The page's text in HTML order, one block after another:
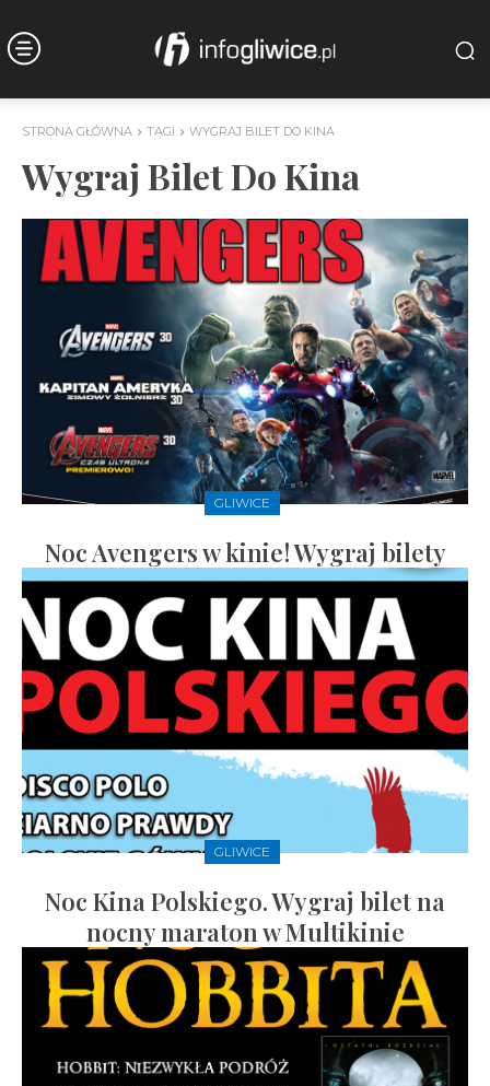
STRONA GŁÓWNA TAGI WYGRAJ BILET DO KINA
Wygraj Bilet Do Kina
GLIWICE
Noc Avengers w kinie! Wygraj bilety
GLIWICE
Noc Kina Polskiego. Wygraj bilet na
nocny maraton w Multikinie